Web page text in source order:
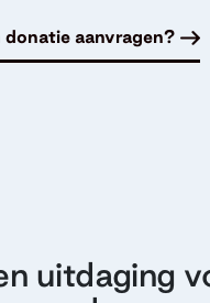
donatie aanvragen?
uitdaging